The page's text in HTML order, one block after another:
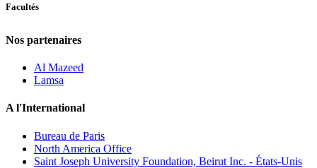
Facultés
Nos partenaires
Al Mazeed
Lamsa
A l'International
Bureau de Paris
North America Office
Saint Joseph University Foundation, Beirut Inc. - États-Unis